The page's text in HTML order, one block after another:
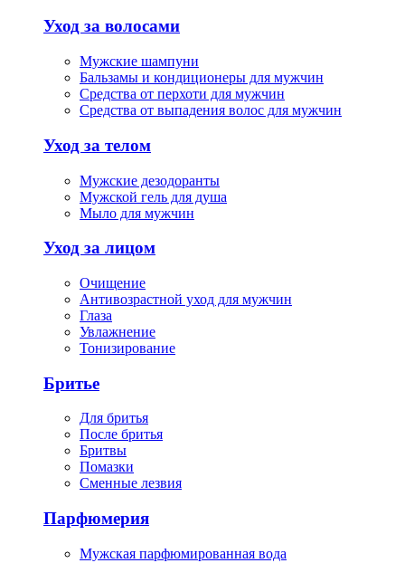
Уход за волосами
Мужские шампуни
Бальзамы и кондиционеры для мужчин
Средства от перхоти для мужчин
Средства от выпадения волос для мужчин
Уход за телом
Мужские дезодоранты
Мужской гель для душа
Мыло для мужчин
Уход за лицом
Очищение
Антивозрастной уход для мужчин
Глаза
Увлажнение
Тонизирование
Бритье
Для бритья
После бритья
Бритвы
Помазки
Сменные лезвия
Парфюмерия
Мужская парфюмированная вода